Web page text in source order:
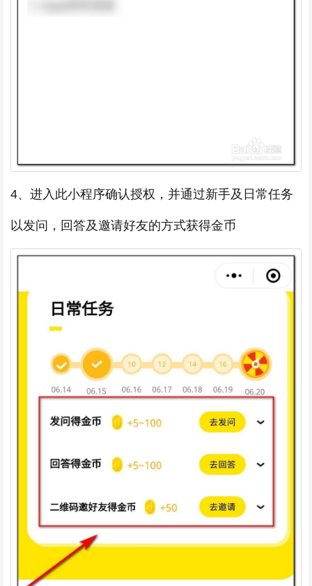
4、进入此小程序确认授权，并通过新手及日常任务
以发问，回答及邀请好友的方式获得金币